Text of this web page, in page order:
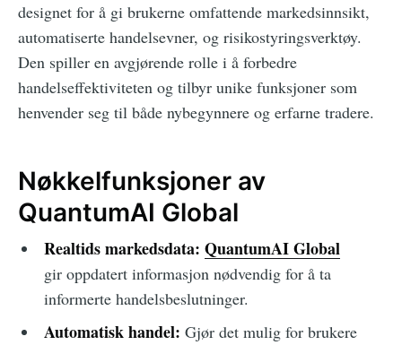
designet for å gi brukerne omfattende markedsinnsikt,
automatiserte handelsevner, og risikostyringsverktøy.
Den spiller en avgjørende rolle i å forbedre
handelseffektiviteten og tilbyr unike funksjoner som
henvender seg til både nybegynnere og erfarne tradere.
Nøkkelfunksjoner av
QuantumAI Global
Realtids markedsdata: QuantumAI Global
gir oppdatert informasjon nødvendig for å ta
informerte handelsbeslutninger.
Automatisk handel: Gjør det mulig for brukere